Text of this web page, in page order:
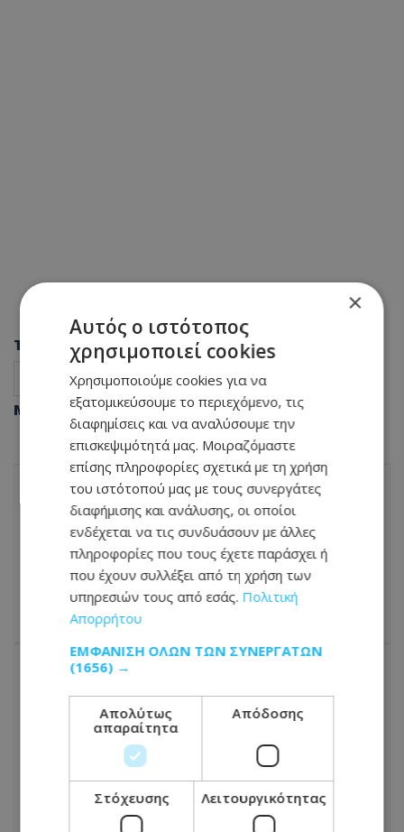
Tags
Δικαστική υπόθεση Δικηγόρο chatgtp
Μοιράσου αυτό το άρθρο
ΠΡΟΗΓΟΎΜΕΝΟ ΆΡΘΡΟ
Πολύπριζα: Οι 8 συσκευές που δεν
πρέπει ποτέ να συνδέετε – Τι λένε οι
ηλεκτρολόγοι
20.10.2025 - 15:36
Από αλυσοπρίονα μέχρι αυτοκίνητα:
Αυτά τα προϊόντα είναι επικίνδυνα - Τι
να κάνεις αν τα έχεις στην κατοχή σου -
20.10.2025 - 15:42
×
Αυτός ο ιστότοπος
χρησιμοποιεί cookies
Χρησιμοποιούμε cookies για να
εξατομικεύσουμε το περιεχόμενο, τις
διαφημίσεις και να αναλύσουμε την
επισκεψιμότητά μας. Μοιραζόμαστε
επίσης πληροφορίες σχετικά με τη χρήση
του ιστότοπού μας με τους συνεργάτες
διαφήμισης και ανάλυσης, οι οποίοι
ενδέχεται να τις συνδυάσουν με άλλες
πληροφορίες που τους έχετε παράσχει ή
που έχουν συλλέξει από τη χρήση των
υπηρεσιών τους από εσάς. Πολιτική
Απορρήτου
ΕΜΦΆΝΙΣΗ ΌΛΩΝ ΤΩΝ ΣΥΝΕΡΓΑΤΏΝ
(1656) →
Απολύτως
απαραίτητα
Απόδοσης
Στόχευσης Λειτουργικότητας